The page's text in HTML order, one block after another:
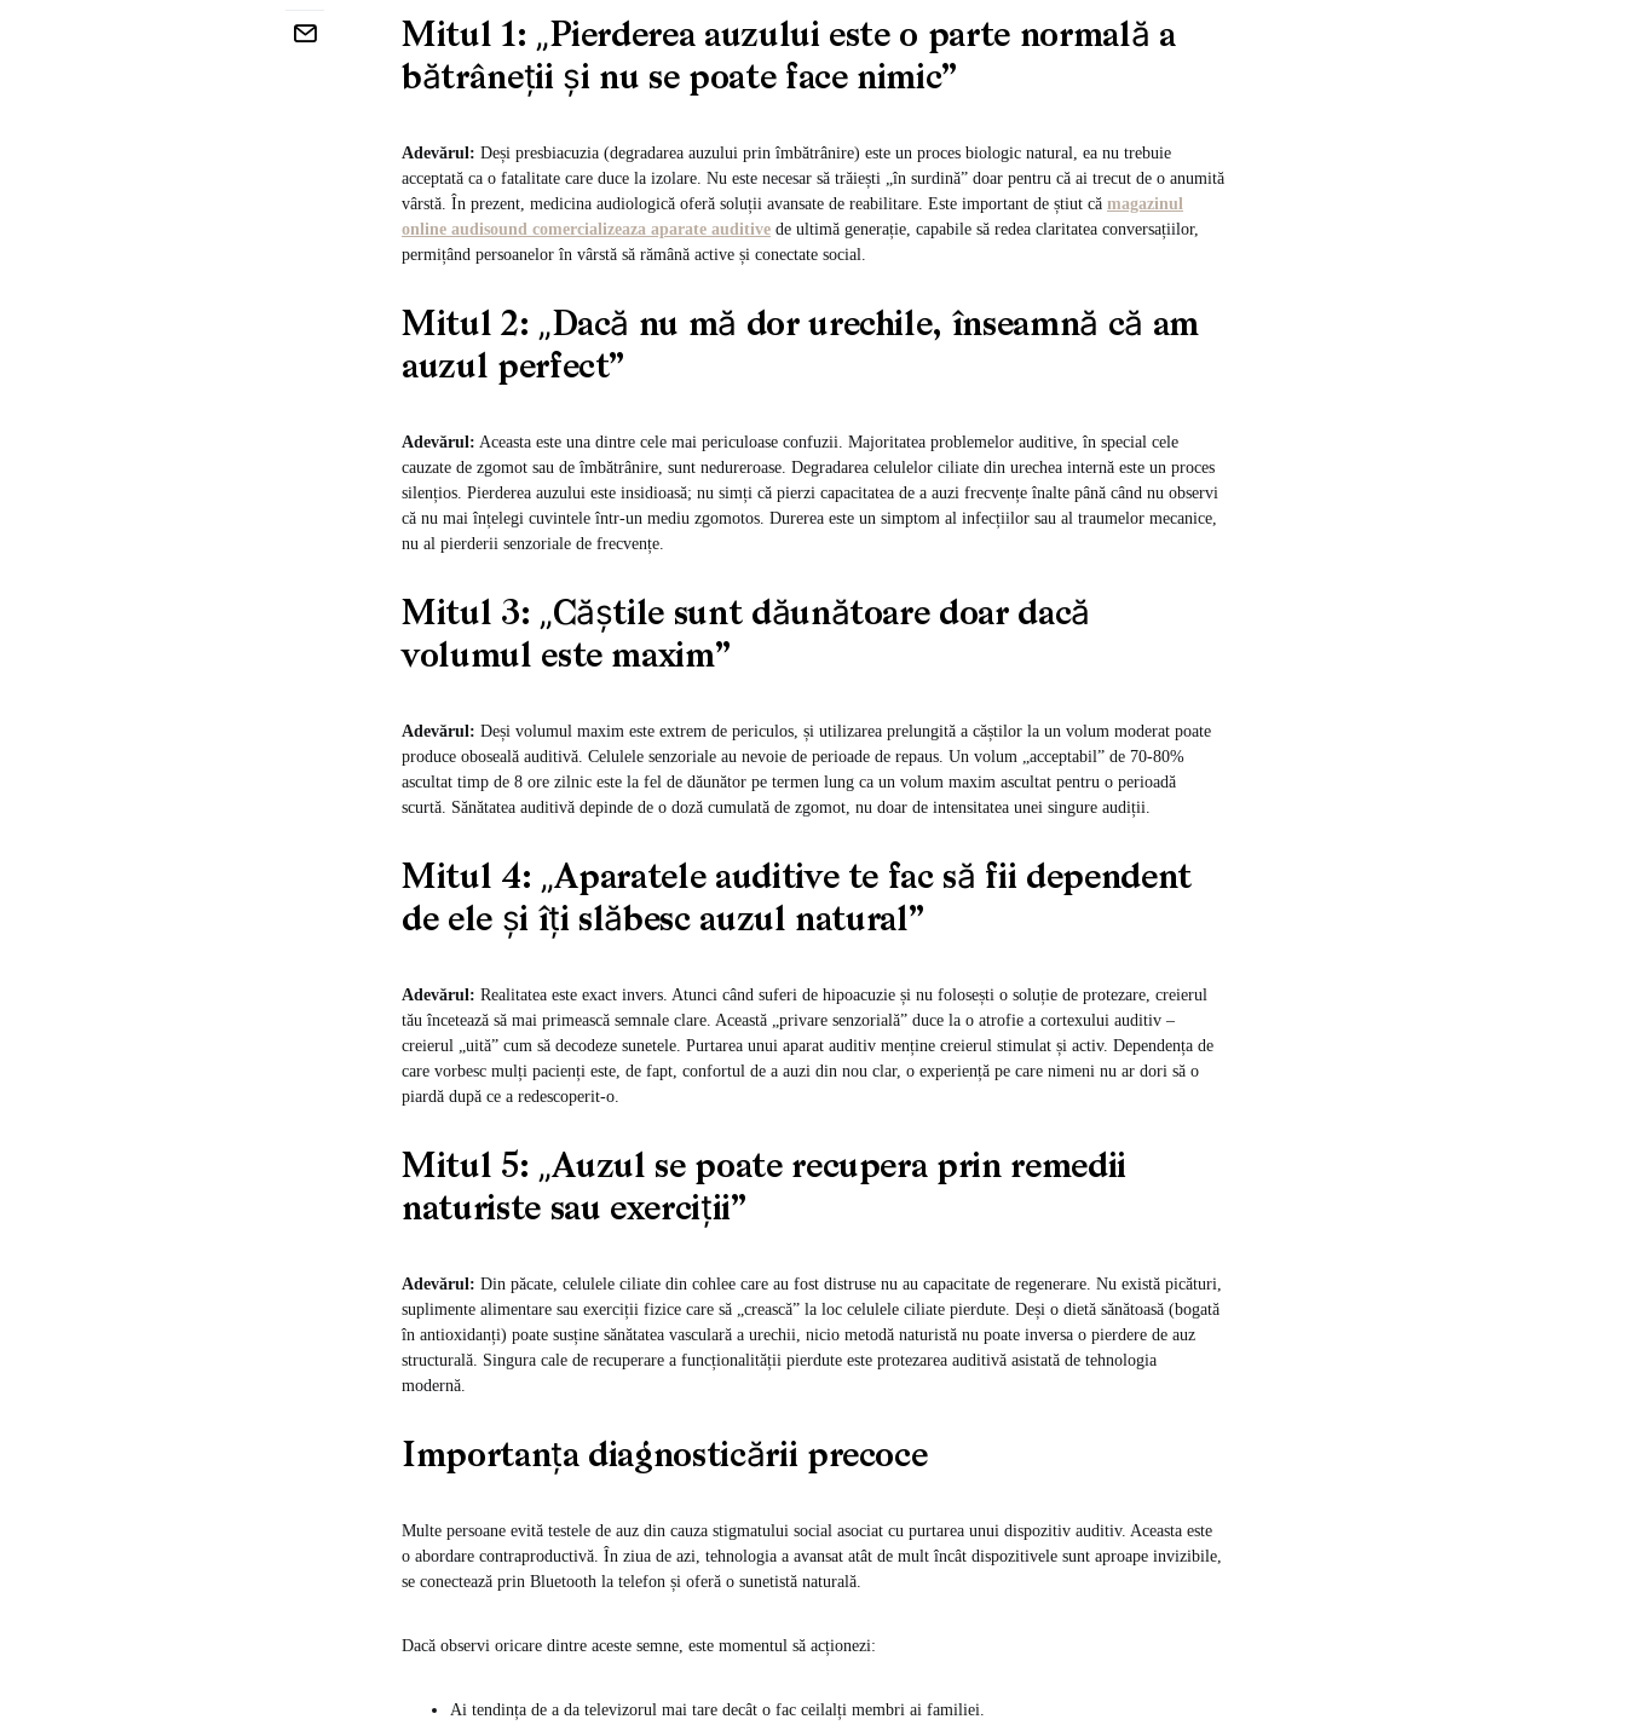
Mitul 1: „Pierderea auzului este o parte normală a
bătrâneții și nu se poate face nimic”
Adevărul: Deși presbiacuzia (degradarea auzului prin îmbătrânire) este un proces biologic natural, ea nu trebuie
acceptată ca o fatalitate care duce la izolare. Nu este necesar să trăiești „în surdină” doar pentru că ai trecut de o anumită
vârstă. În prezent, medicina audiologică oferă soluții avansate de reabilitare. Este important de știut că magazinul
online audisound comercializeaza aparate auditive de ultimă generație, capabile să redea claritatea conversațiilor,
permițând persoanelor în vârstă să rămână active și conectate social.
Mitul 2: „Dacă nu mă dor urechile, înseamnă că am
auzul perfect”
Adevărul: Aceasta este una dintre cele mai periculoase confuzii. Majoritatea problemelor auditive, în special cele
cauzate de zgomot sau de îmbătrânire, sunt nedureroase. Degradarea celulelor ciliate din urechea internă este un proces
silențios. Pierderea auzului este insidioasă; nu simți că pierzi capacitatea de a auzi frecvențe înalte până când nu observi
că nu mai înțelegi cuvintele într-un mediu zgomotos. Durerea este un simptom al infecțiilor sau al traumelor mecanice,
nu al pierderii senzoriale de frecvențe.
Mitul 3: „Căștile sunt dăunătoare doar dacă
volumul este maxim”
Adevărul: Deși volumul maxim este extrem de periculos, și utilizarea prelungită a căștilor la un volum moderat poate
produce oboseală auditivă. Celulele senzoriale au nevoie de perioade de repaus. Un volum „acceptabil” de 70-80%
ascultat timp de 8 ore zilnic este la fel de dăunător pe termen lung ca un volum maxim ascultat pentru o perioadă
scurtă. Sănătatea auditivă depinde de o doză cumulată de zgomot, nu doar de intensitatea unei singure audiții.
Mitul 4: „Aparatele auditive te fac să fii dependent
de ele și îți slăbesc auzul natural”
Adevărul: Realitatea este exact invers. Atunci când suferi de hipoacuzie și nu folosești o soluție de protezare, creierul
tău încetează să mai primească semnale clare. Această „privare senzorială” duce la o atrofie a cortexului auditiv –
creierul „uită” cum să decodeze sunetele. Purtarea unui aparat auditiv menține creierul stimulat și activ. Dependența de
care vorbesc mulți pacienți este, de fapt, confortul de a auzi din nou clar, o experiență pe care nimeni nu ar dori să o
piardă după ce a redescoperit-o.
Mitul 5: „Auzul se poate recupera prin remedii
naturiste sau exerciții”
Adevărul: Din păcate, celulele ciliate din cohlee care au fost distruse nu au capacitate de regenerare. Nu există picături,
suplimente alimentare sau exerciții fizice care să „crească” la loc celulele ciliate pierdute. Deși o dietă sănătoasă (bogată
în antioxidanți) poate susține sănătatea vasculară a urechii, nicio metodă naturistă nu poate inversa o pierdere de auz
structurală. Singura cale de recuperare a funcționalității pierdute este protezarea auditivă asistată de tehnologia
modernă.
Importanța diagnosticării precoce
Multe persoane evită testele de auz din cauza stigmatului social asociat cu purtarea unui dispozitiv auditiv. Aceasta este
o abordare contraproductivă. În ziua de azi, tehnologia a avansat atât de mult încât dispozitivele sunt aproape invizibile,
se conectează prin Bluetooth la telefon și oferă o sunetistă naturală.
Dacă observi oricare dintre aceste semne, este momentul să acționezi:
Ai tendința de a da televizorul mai tare decât o fac ceilalți membri ai familiei.